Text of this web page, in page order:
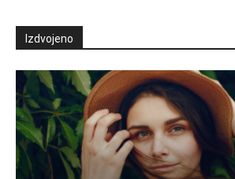
Izdvojeno